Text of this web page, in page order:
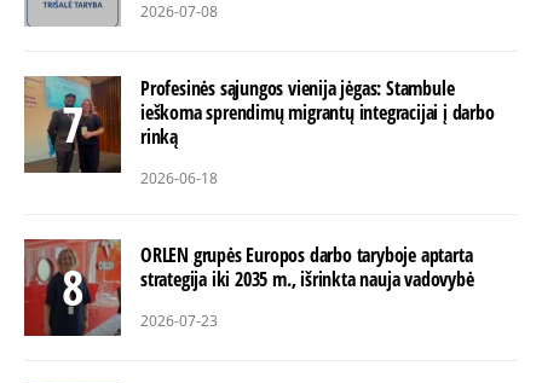
2026-07-08
Profesinės sąjungos vienija jėgas: Stambule
ieškoma sprendimų migrantų integracijai į darbo
rinką
2026-06-18
ORLEN grupės Europos darbo taryboje aptarta
strategija iki 2035 m., išrinkta nauja vadovybė
2026-07-23